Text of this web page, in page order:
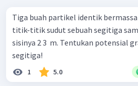
Tiga buah partikel identik
titik-titik sudut sebuah segitiga
sisinya 2 3 ​ m. Tentukan potensial
segitiga!
1 5.0